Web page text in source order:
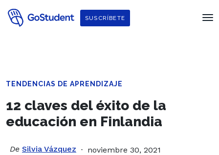
SUSCRÍBETE
TENDENCIAS DE APRENDIZAJE
12 claves del éxito de la
educación en Finlandia
De Silvia Vázquez noviembre 30, 2021